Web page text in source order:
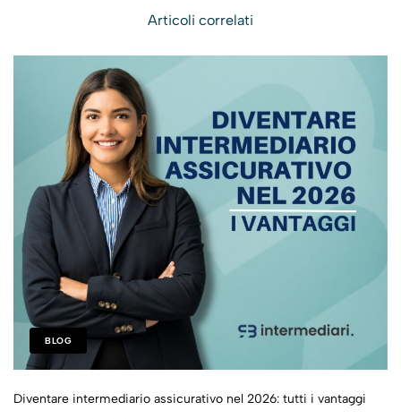
Articoli correlati
BLOG
Diventare intermediario assicurativo nel 2026: tutti i vantaggi